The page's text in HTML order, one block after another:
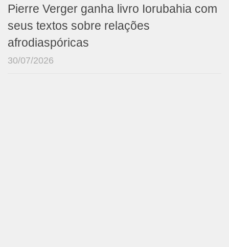
Pierre Verger ganha livro Iorubahia com
seus textos sobre relações
afrodiaspóricas
30/07/2026